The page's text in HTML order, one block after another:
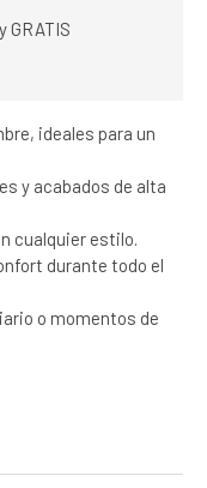
GRATIS
ideales para un
y acabados de alta
cualquier estilo.
durante todo el
o momentos de